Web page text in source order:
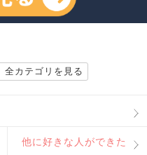
カテゴリを見る
他に好きな人ができた